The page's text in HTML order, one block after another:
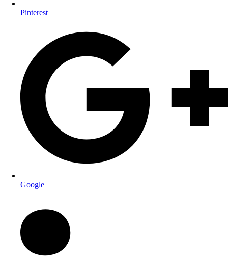
Pinterest
Google